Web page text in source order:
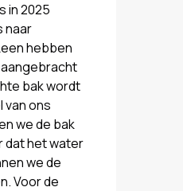
in 2025
naar
hebben
bak wordt
van ons
we de bak
dat het water
we de
Voor de